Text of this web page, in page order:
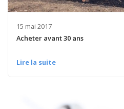
15 mai 2017
Acheter avant 30 ans
Lire la suite